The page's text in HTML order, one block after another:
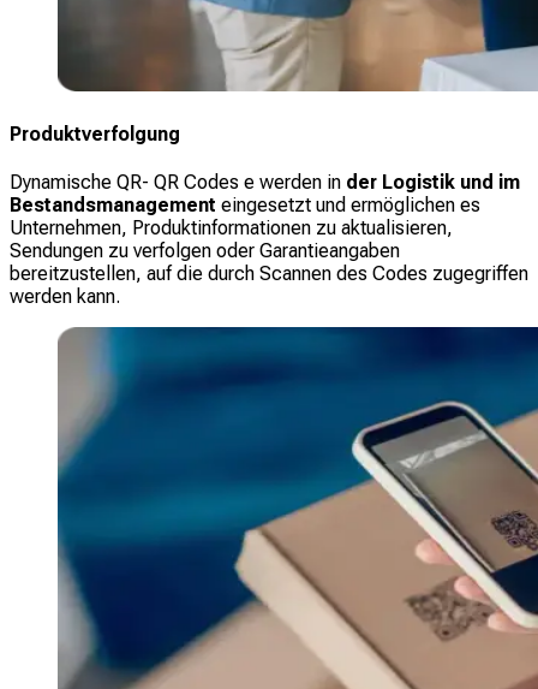
Produktverfolgung
Dynamische QR- QR Codes e werden in der Logistik und im
Bestandsmanagement eingesetzt und ermöglichen es
Unternehmen, Produktinformationen zu aktualisieren,
Sendungen zu verfolgen oder Garantieangaben
bereitzustellen, auf die durch Scannen des Codes zugegriffen
werden kann.